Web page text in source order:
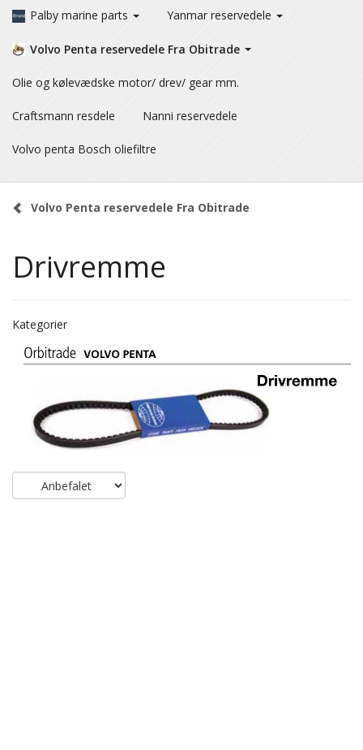
Palby marine parts Yanmar reservedele
Volvo Penta reservedele Fra Obitrade
Olie og kølevædske motor/ drev/ gear mm.
Craftsmann resdele Nanni reservedele
Volvo penta Bosch oliefiltre
Volvo Penta reservedele Fra Obitrade
Drivremme
Kategorier